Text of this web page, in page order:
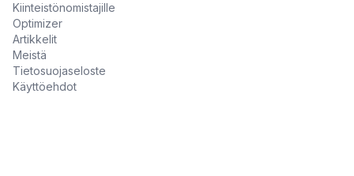
Kiinteistönomistajille
Optimizer
Artikkelit
Meistä
Tietosuojaseloste
Käyttöehdot